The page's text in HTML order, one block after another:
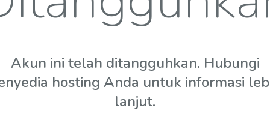
Akun ini telah ditangguhkan. Hubungi
hosting Anda untuk informasi
lanjut.